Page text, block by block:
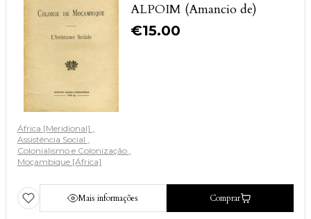
ALPOIM (Amancio de)
€15.00
África [Meridional]
Assistência Social
Colonialismo e Colonização
Moçambique [África]
Mais informações Comprar